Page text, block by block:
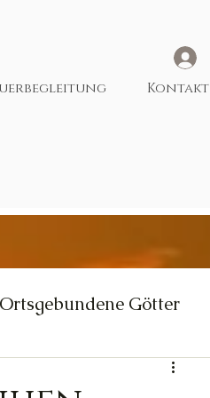
Kontakt
Ortsgebundene Götter